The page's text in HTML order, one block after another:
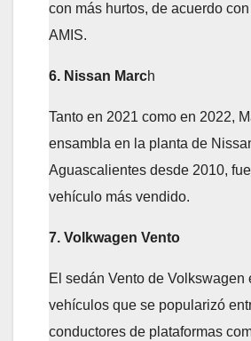
con más hurtos, de acuerdo
AMIS.
6. Nissan March
Tanto en 2021 como en 2022,
ensambla en la planta de
Aguascalientes desde 2010,
vehículo más vendido.
7. Volkwagen Vento
El sedán Vento de Volkswagen
vehículos que se popularizó
conductores de plataformas